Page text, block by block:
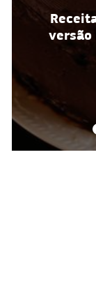
receita